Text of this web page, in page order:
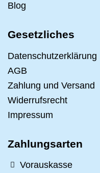
Blog
Gesetzliches
Datenschutzerklärung
AGB
Zahlung und Versand
Widerrufsrecht
Impressum
Zahlungsarten
Vorauskasse